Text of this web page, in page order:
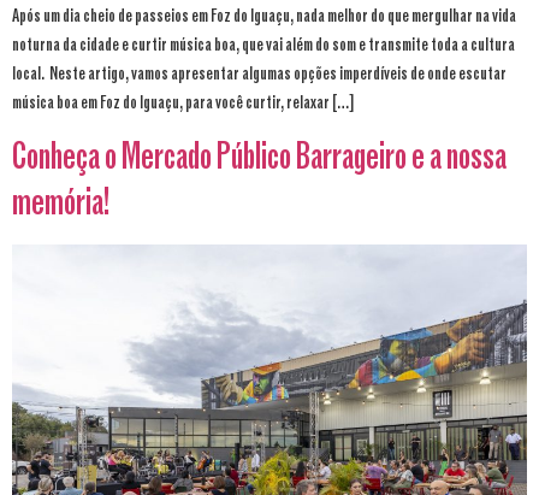
Após um dia cheio de passeios em Foz do Iguaçu, nada melhor do que mergulhar na vida
noturna da cidade e curtir música boa, que vai além do som e transmite toda a cultura
local. Neste artigo, vamos apresentar algumas opções imperdíveis de onde escutar
música boa em Foz do Iguaçu, para você curtir, relaxar […]
Conheça o Mercado Público Barrageiro e a nossa
memória!